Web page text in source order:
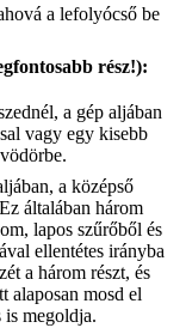
a lefolyócső be
rész!):
a gép aljában
vagy egy kisebb
a középső
általában három
lapos szűrőből és
ellentétes irányba
a három részt, és
alaposan mosd el
is megoldja.